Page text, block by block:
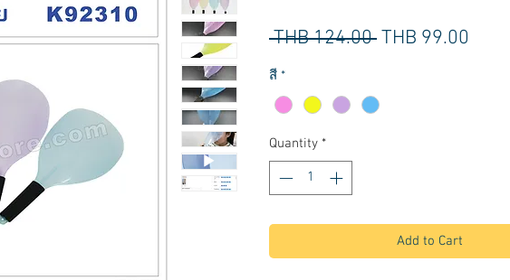
THB 124.00 Regular
THB 99.00
สี *
Quantity *
Add to Cart